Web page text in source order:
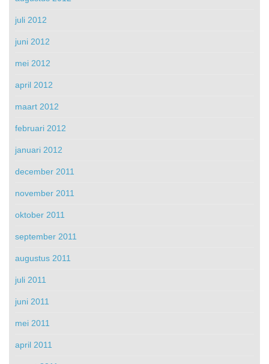
juli 2012
juni 2012
mei 2012
april 2012
maart 2012
februari 2012
januari 2012
december 2011
november 2011
oktober 2011
september 2011
augustus 2011
juli 2011
juni 2011
mei 2011
april 2011